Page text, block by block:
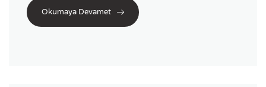
Okumaya Devamet